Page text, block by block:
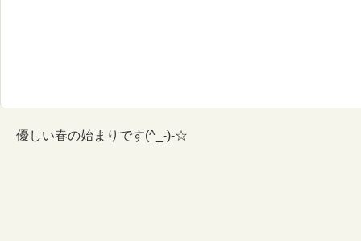
優しい春の始まりです(^_-)-☆